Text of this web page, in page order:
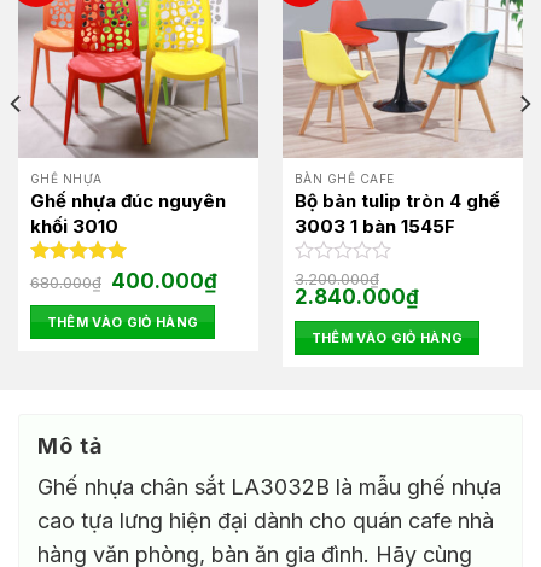
GHẾ NHỰA
Ghế nhựa đúc nguyên
khối 3010
Được xếp
5.00
5 sao
680.000₫ Giá
gốc
là:
680.000₫.
400.000₫Giá
hiện
400.000₫.
THÊM VÀO GIỎ HÀNG
BÀN GHẾ CAFE
Bộ bàn tulip tròn 4 ghế
3003 1 bàn 1545F
Được
xếp
hạng
0
5
3.200.000₫
Giá
gốc
là:
3.200.000₫.
2.840.000₫Giá
hiện
tại
là:
2.840.000₫.
THÊM VÀO GIỎ HÀNG
Mô tả
Ghế nhựa chân sắt LA3032B là mẫu ghế nhựa
cao tựa lưng hiện đại dành cho quán cafe nhà
hàng văn phòng, bàn ăn gia đình. Hãy cùng